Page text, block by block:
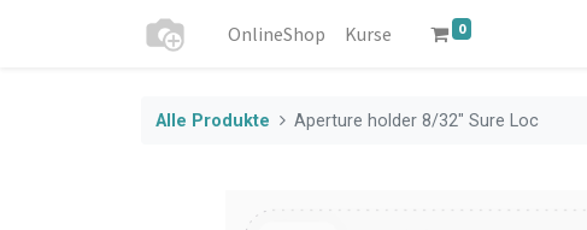
OnlineShop Kurse 0
Alle Produkte Aperture holder 8/32" Sure Loc